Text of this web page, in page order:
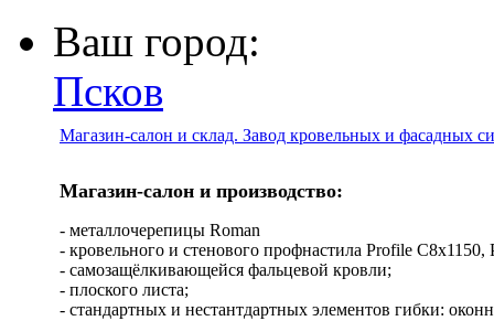
Ваш город:
Псков
Магазин-салон и склад. Завод кровельных и фасадных
Магазин-салон и производство:
- металлочерепицы Roman
- кровельного и стенового профнастила Profile
- самозащёлкивающейся фальцевой кровли;
- плоского листа;
- стандартных и нестантдартных элементов гибки: